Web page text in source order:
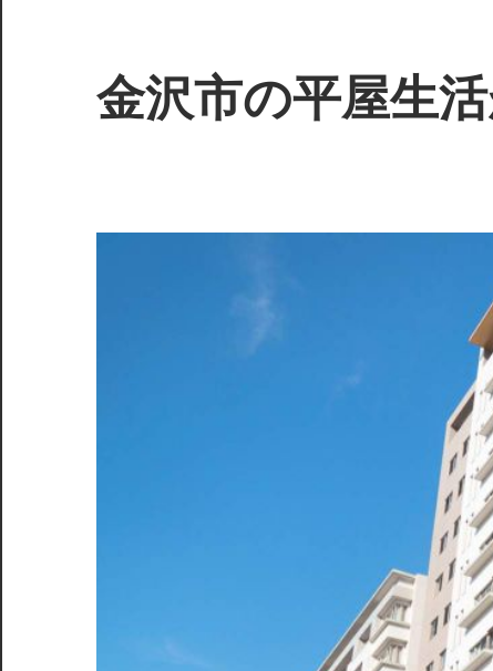
テ
ン
キ
金沢市の平屋生